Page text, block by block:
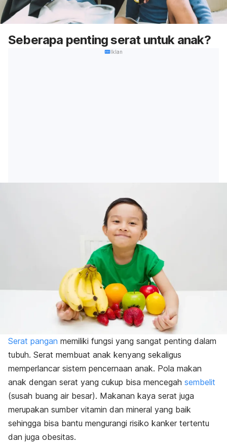
Seberapa penting serat untuk anak?
Iklan
Serat pangan memiliki fungsi yang sangat penting dalam
tubuh. Serat membuat anak kenyang sekaligus
memperlancar sistem pencernaan anak. Pola makan
anak dengan serat yang cukup bisa mencegah sembelit
(susah buang air besar). Makanan kaya serat juga
merupakan sumber vitamin dan mineral yang baik
sehingga bisa bantu mengurangi risiko kanker tertentu
dan juga obesitas.